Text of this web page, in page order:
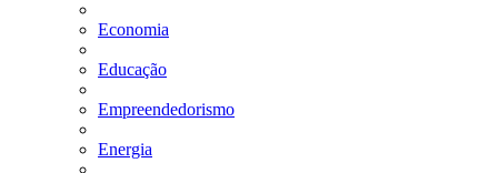
Economia
Educação
Empreendedorismo
Energia